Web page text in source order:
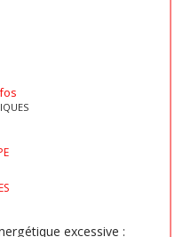
excessive :